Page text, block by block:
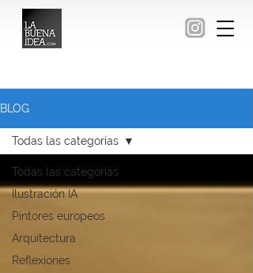
BLOG
Todas las categorías
Ilustración IA
Pintores europeos
Arquitectura
Reflexiones
Todas las categorías